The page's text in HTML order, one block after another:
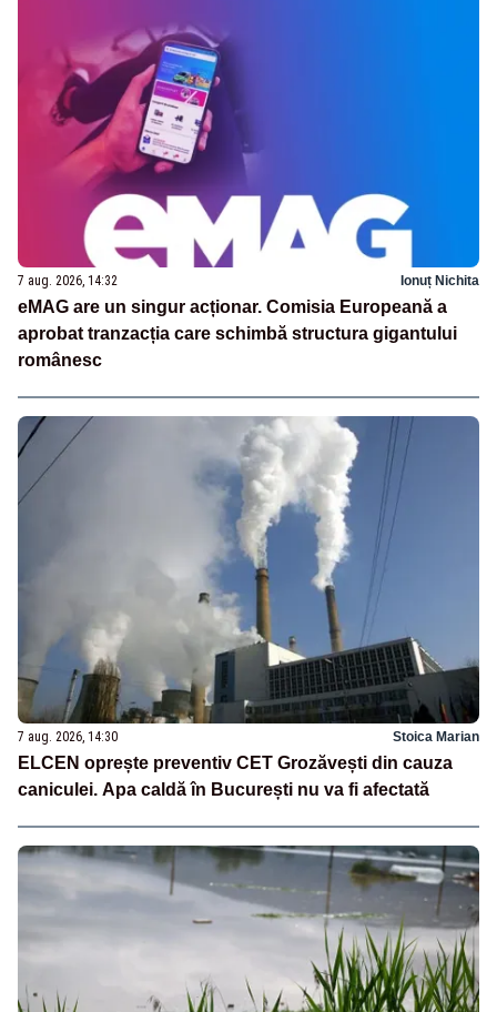
7 aug. 2026, 14:32 Ionuț Nichita
eMAG are un singur acționar. Comisia Europeană a
aprobat tranzacția care schimbă structura gigantului
românesc
7 aug. 2026, 14:30 Stoica Marian
ELCEN oprește preventiv CET Grozăvești din cauza
caniculei. Apa caldă în București nu va fi afectată